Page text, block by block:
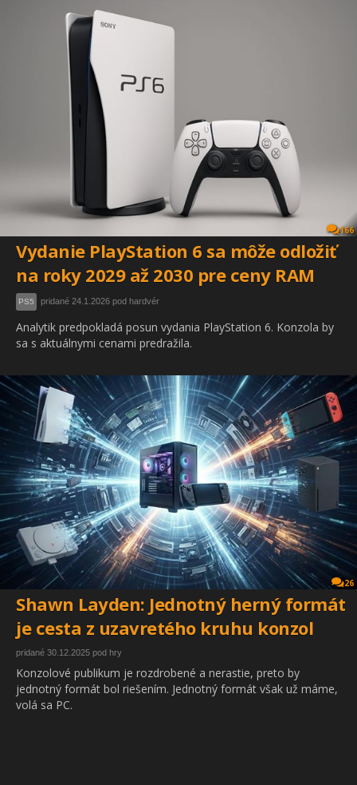
166
Vydanie PlayStation 6 sa môže odložiť
na roky 2029 až 2030 pre ceny RAM
PS5 pridané 24.1.2026 pod hardvér
Analytik predpokladá posun vydania PlayStation 6. Konzola by
sa s aktuálnymi cenami predražila.
26
Shawn Layden: Jednotný herný formát
je cesta z uzavretého kruhu konzol
pridané 30.12.2025 pod hry
Konzolové publikum je rozdrobené a nerastie, preto by
jednotný formát bol riešením. Jednotný formát však už máme,
volá sa PC.